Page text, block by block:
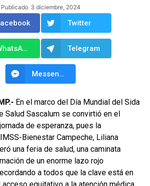
Publicado 3 diciembre, 2024
Twitter
WhatsApp Telegram
Messenger
En el marco del Día Mundial del Sida
Salud Sascalum se convirtió en el
de esperanza, pues la
Bienestar Campeche, Liliana
una feria de salud, una caminata
de un enorme lazo rojo
a todos que la clave está en